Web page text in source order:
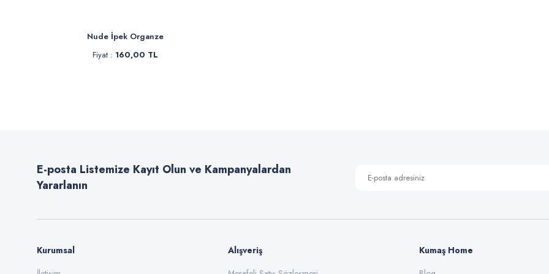
Nude İpek Organze
Fiyat : 160,00 TL
E-posta Listemize Kayıt Olun ve Kampanyalardan
Yararlanın
Kurumsal
Alışveriş
Kumaş Home